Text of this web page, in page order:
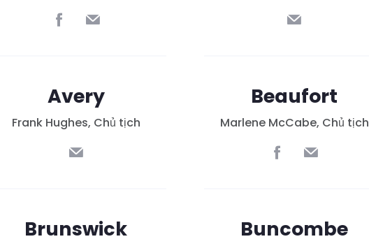
Avery
Frank Hughes, Chủ tịch
Beaufort
Marlene McCabe, Chủ tịch
Brunswick Buncombe